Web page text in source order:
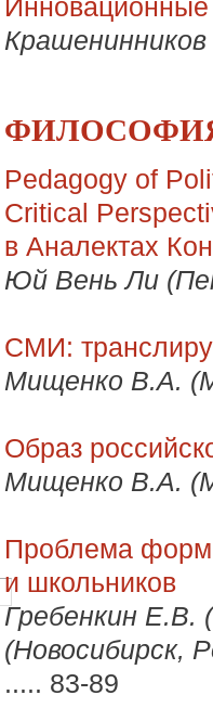
Инновационные
Pedagogy of
Critical
в Аналектах
Юй Вень Ли
СМИ:
Мищенко В.А.
Образ
Мищенко В.А.
Проблема
и школьников
Гребенкин Е.В.
(Новосибирск,
..... 83-89